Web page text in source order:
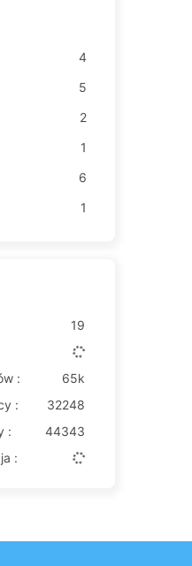
4
5
2
1
6
1
19
:
65k
:
32248
:
44343
: